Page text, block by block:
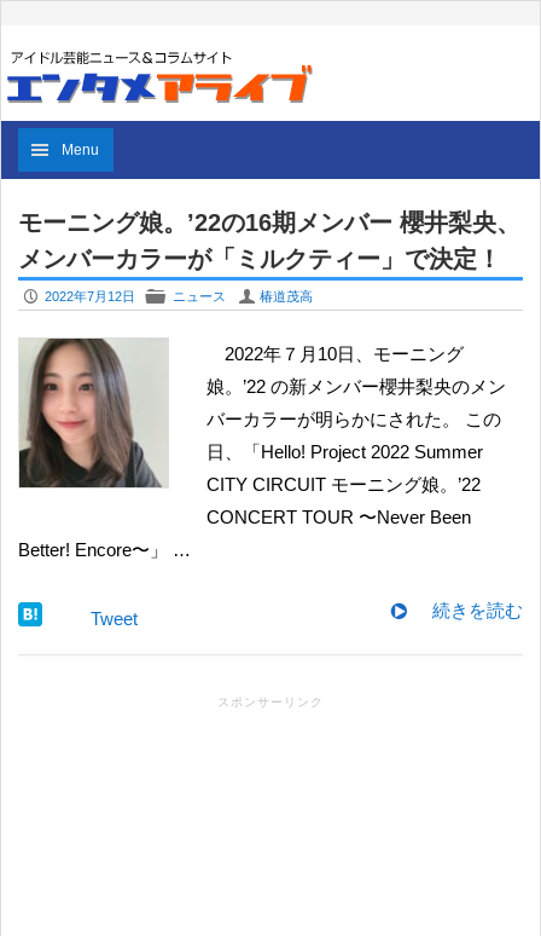
Menu
モーニング娘。’22の16期メンバー 櫻井梨央、
メンバーカラーが「ミルクティー」で決定！
P 2022年7月12日 F ニュース U 椿道茂高
2022年７月10日、モーニング
娘。’22 の新メンバー櫻井梨央のメン
バーカラーが明らかにされた。 この
日、「Hello! Project 2022 Summer
CITY CIRCUIT モーニング娘。’22
CONCERT TOUR 〜Never Been
Better! Encore〜」 …
続きを読む
Tweet
スポンサーリンク